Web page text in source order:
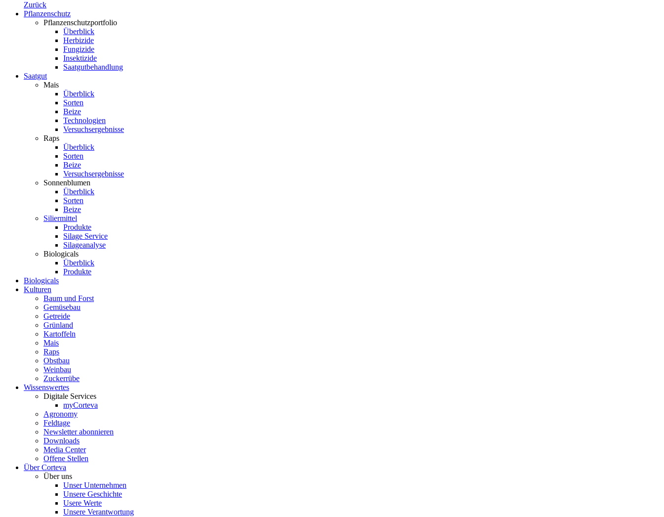
Zurück
Pflanzenschutz
Pflanzenschutzportfolio
Überblick
Herbizide
Fungizide
Insektizide
Saatgutbehandlung
Saatgut
Mais
Überblick
Sorten
Beize
Technologien
Versuchsergebnisse
Raps
Überblick
Sorten
Beize
Versuchsergebnisse
Sonnenblumen
Überblick
Sorten
Beize
Siliermittel
Produkte
Silage Service
Silageanalyse
Biologicals
Überblick
Produkte
Biologicals
Kulturen
Baum und Forst
Gemüsebau
Getreide
Grünland
Kartoffeln
Mais
Raps
Obstbau
Weinbau
Zuckerrübe
Wissenswertes
Digitale Services
myCorteva
Agronomy
Feldtage
Newsletter abonnieren
Downloads
Media Center
Offene Stellen
Über Corteva
Über uns
Unser Unternehmen
Unsere Geschichte
Usere Werte
Unsere Verantwortung